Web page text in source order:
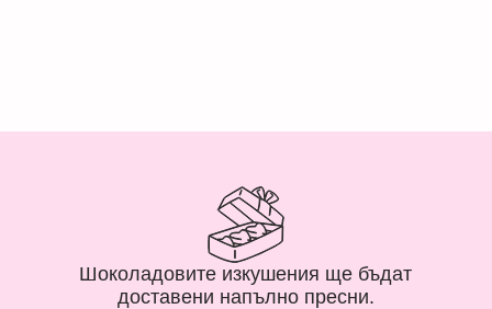
Шоколадовите изкушения ще бъдат
доставени напълно пресни.